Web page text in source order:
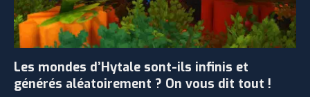
Les mondes d’Hytale sont-ils infinis et
générés aléatoirement ? On vous dit tout !